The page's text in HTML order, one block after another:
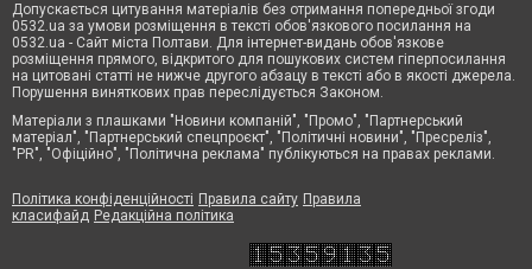
Допускається цитування матеріалів без отримання попередньої згоди
0532.ua за умови розміщення в тексті обов'язкового посилання на
0532.ua - Сайт міста Полтави. Для інтернет-видань обов'язкове
розміщення прямого, відкритого для пошукових систем гіперпосилання
на цитовані статті не нижче другого абзацу в тексті або в якості джерела.
Порушення виняткових прав переслідується Законом.
Матеріали з плашками "Новини компаній", "Промо", "Партнерський
матеріал", "Партнерський спецпроєкт", "Політичні новини", "Пресреліз",
"PR", "Офіційно", "Політична реклама" публікуються на правах реклами.
Політика конфіденційності Правила сайту Правила
класифайд Редакційна політика